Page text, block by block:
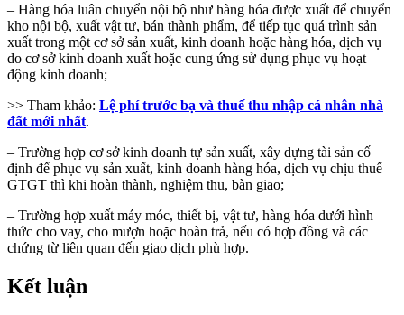
– Hàng hóa luân chuyển nội bộ như hàng hóa được xuất để chuyển
kho nội bộ, xuất vật tư, bán thành phẩm, để tiếp tục quá trình sản
xuất trong một cơ sở sản xuất, kinh doanh hoặc hàng hóa, dịch vụ
do cơ sở kinh doanh xuất hoặc cung ứng sử dụng phục vụ hoạt
động kinh doanh;
>> Tham khảo: Lệ phí trước bạ và thuế thu nhập cá nhân nhà
đất mới nhất.
– Trường hợp cơ sở kinh doanh tự sản xuất, xây dựng tài sản cố
định để phục vụ sản xuất, kinh doanh hàng hóa, dịch vụ chịu thuế
GTGT thì khi hoàn thành, nghiệm thu, bàn giao;
– Trường hợp xuất máy móc, thiết bị, vật tư, hàng hóa dưới hình
thức cho vay, cho mượn hoặc hoàn trả, nếu có hợp đồng và các
chứng từ liên quan đến giao dịch phù hợp.
Kết luận